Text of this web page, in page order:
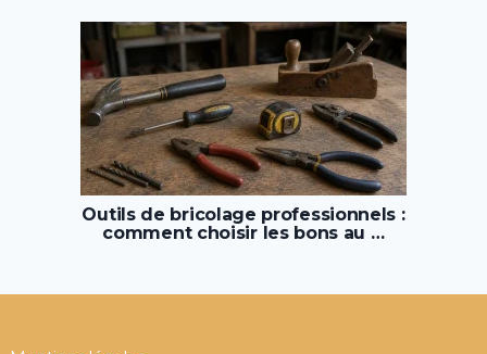
Outils de bricolage professionnels :
comment choisir les bons au …